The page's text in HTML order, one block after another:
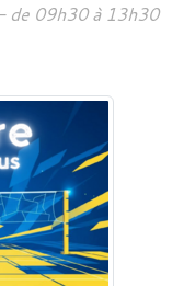
- de 09h30 à 13h30